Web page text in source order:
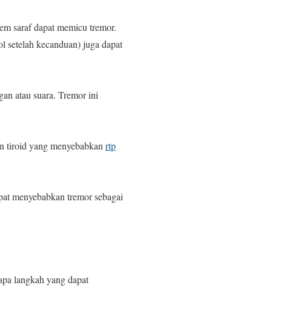
saraf dapat memicu tremor.
setelah kecanduan) juga dapat
atau suara. Tremor ini
tiroid yang menyebabkan rtp
menyebabkan tremor sebagai
langkah yang dapat